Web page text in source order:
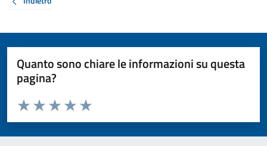
Quanto sono chiare le informazioni su questa
pagina?
Valuta da 1 a 5 stelle la pagina
Valuta 5 stelle su 5
Valuta 4 stelle su 5
Valuta 3 stelle su 5
Valuta 2 stelle su 5
Valuta 1 stelle su 5